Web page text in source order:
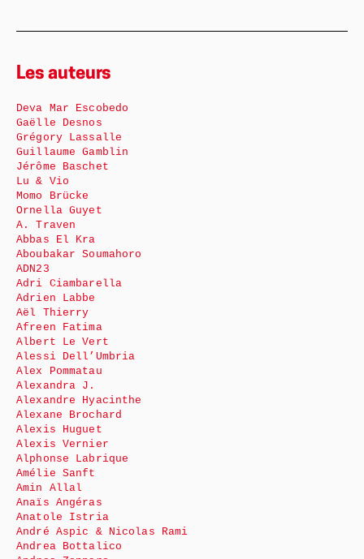
Les auteurs
Deva Mar Escobedo
Gaëlle Desnos
Grégory Lassalle
Guillaume Gamblin
Jérôme Baschet
Lu & Vio
Momo Brücke
Ornella Guyet
A. Traven
Abbas El Kra
Aboubakar Soumahoro
ADN23
Adri Ciambarella
Adrien Labbe
Aël Thierry
Afreen Fatima
Albert Le Vert
Alessi Dell’Umbria
Alex Pommatau
Alexandra J.
Alexandre Hyacinthe
Alexane Brochard
Alexis Huguet
Alexis Vernier
Alphonse Labrique
Amélie Sanft
Amin Allal
Anaïs Angéras
Anatole Istria
André Aspic & Nicolas Rami
Andrea Bottalico